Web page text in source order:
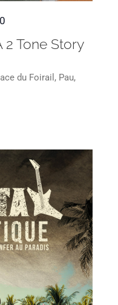
2 Tone Story
du Foirail, Pau,